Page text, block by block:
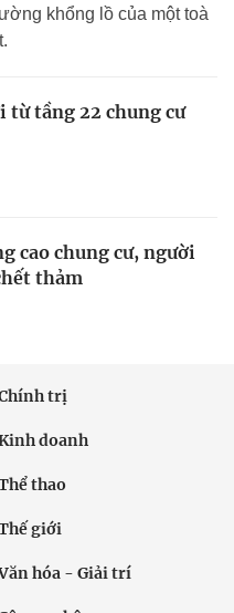
khổng lồ của một toà
từ tầng 22 chung cư
cao chung cư, người
thảm
trị
doanh
thao
giới
hóa - Giải trí